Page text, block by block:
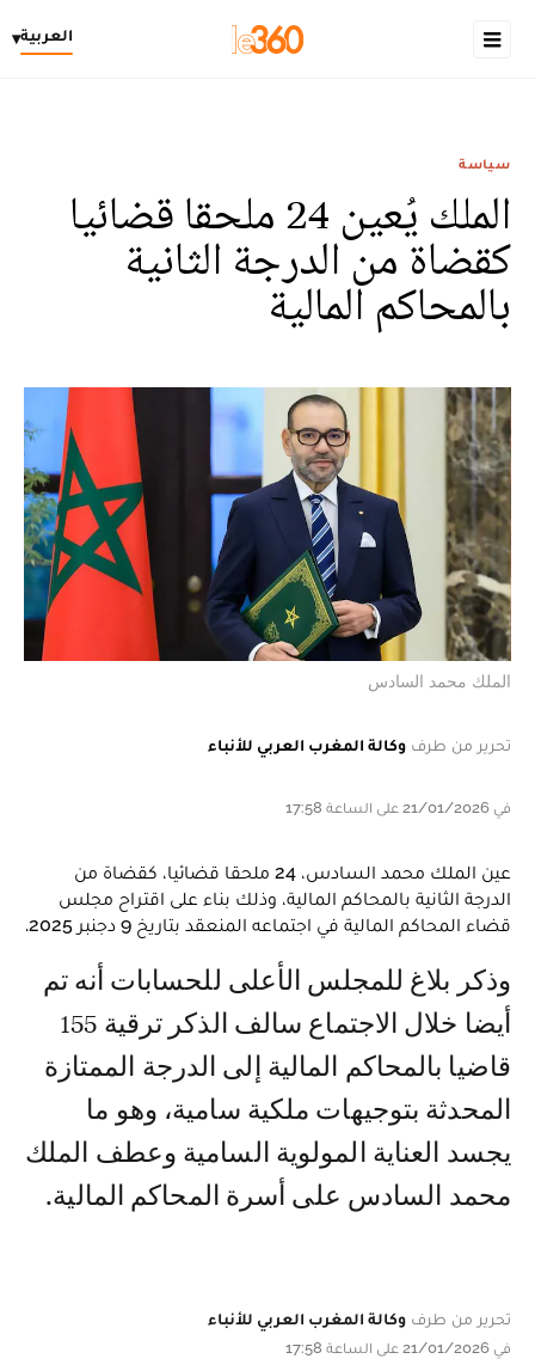
العربية▾
سياسة
الملك يُعين 24 ملحقا قضائيا
كقضاة من الدرجة الثانية
بالمحاكم المالية
الملك محمد السادس
تحرير من طرف وكالة المغرب العربي للأنباء
في 21/01/2026 على الساعة 17:58
عين الملك محمد السادس، 24 ملحقا قضائيا، كقضاة من
الدرجة الثانية بالمحاكم المالية، وذلك بناء على اقتراح مجلس
قضاء المحاكم المالية في اجتماعه المنعقد بتاريخ 9 دجنبر 2025.
وذكر بلاغ للمجلس الأعلى للحسابات أنه تم
أيضا خلال الاجتماع سالف الذكر ترقية 155
قاضيا بالمحاكم المالية إلى الدرجة الممتازة
المحدثة بتوجيهات ملكية سامية، وهو ما
يجسد العناية المولوية السامية وعطف الملك
محمد السادس على أسرة المحاكم المالية.
تحرير من طرف وكالة المغرب العربي للأنباء
في 21/01/2026 على الساعة 17:58